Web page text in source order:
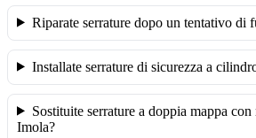
Riparate serrature dopo un tentativo di
Installate serrature di sicurezza a
Sostituite serrature a doppia mappa
Imola?